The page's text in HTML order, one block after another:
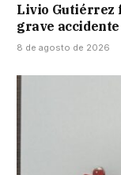
Livio Gutiérrez
grave accidente
8 de agosto de 2026